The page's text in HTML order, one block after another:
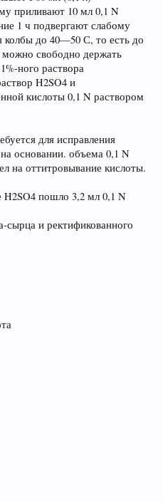
приливают 10 мл 0,1 N
1 ч подвергают слабому
до 40—50 С, то есть до
можно свободно держать
ного раствора
H2SO4 и
кислоты 0,1 N раствором
для исправления
основании. объема 0,1 N
на оттитровывание кислоты.
пошло 3,2 мл 0,1 N
сырца и ректификованного